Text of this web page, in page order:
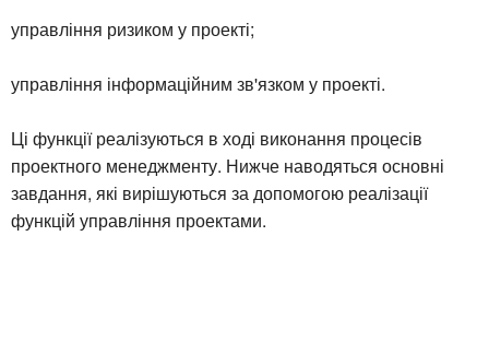
управління ризиком у проекті;
управління інформаційним зв'язком у проекті.
Ці функції реалізуються в ході виконання процесів
проектного менеджменту. Нижче наводяться основні
завдання, які вирішуються за допомогою реалізації
функцій управління проектами.